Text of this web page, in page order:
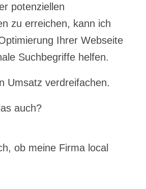
potenziellen
zu erreichen, kann ich
Ihrer Webseite
Suchbegriffe helfen.
Umsatz verdreifachen.
auch?
ob meine Firma local